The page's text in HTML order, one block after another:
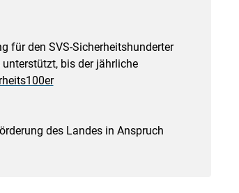
für den SVS-Sicherheitshunderter
bis der jährliche
des Landes in Anspruch